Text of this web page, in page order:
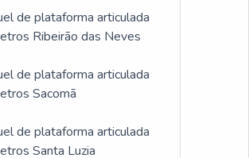
de plataforma articulada
Ribeirão das Neves
de plataforma articulada
Sacomã
de plataforma articulada
Santa Luzia